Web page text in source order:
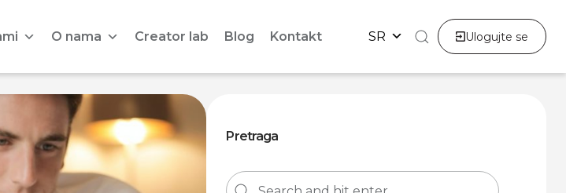
O nama Creator lab Blog Kontakt SR Ulogujte se
Pretraga